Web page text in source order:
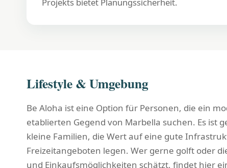
Lifestyle & Umgebung
Be Aloha ist eine Option für Personen, die ein
etablierten Gegend von Marbella suchen. Es ist
kleine Familien, die Wert auf eine gute
Freizeitangeboten legen. Wer gerne golft oder
und Einkaufsmöglichkeiten schätzt, findet hier